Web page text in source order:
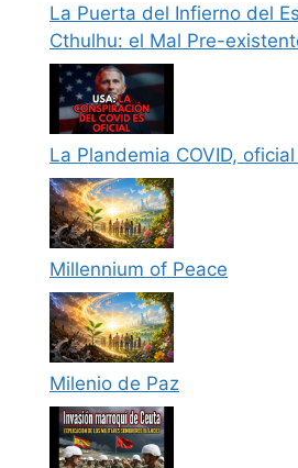
La Puerta del Infierno del
Cthulhu: el Mal Pre-
La Plandemia COVID,
Millennium of Peace
Milenio de Paz